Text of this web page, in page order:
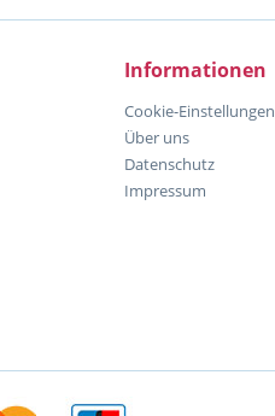
Informationen
Cookie-Einstellungen
Über uns
Datenschutz
Impressum